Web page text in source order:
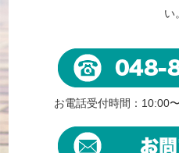
い。
お電話受付時間：10:00